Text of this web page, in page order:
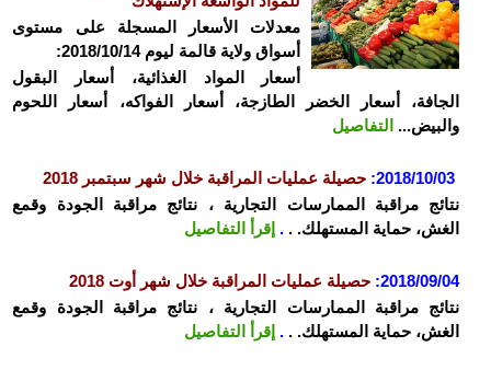
معدلات الأسعار المسجلة على مستوى
أسواق ولاية قالمة ليوم 2018/10/14:
أسعار المواد الغذائية، أسعار البقول
الجافة، أسعار الخضر الطازجة، أسعار الفواكه، أسعار اللحوم
والبيض... التفاصيل
2018/10/03
: حصيلة عمليات المراقبة خلال شهر سبتمبر 2018
نتائج مراقبة الممارسات التجارية ، نتائج مراقبة الجودة وقمع
الغش، حماية المستهلك. . . إقرأ التفاصيل
2018/09/04
: حصيلة عمليات المراقبة خلال شهر أوت 2018
نتائج مراقبة الممارسات التجارية ، نتائج مراقبة الجودة وقمع
الغش، حماية المستهلك. . . إقرأ التفاصيل